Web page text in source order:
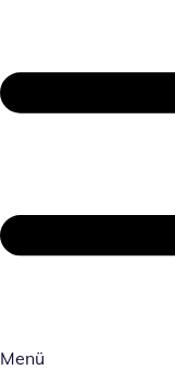
Menü